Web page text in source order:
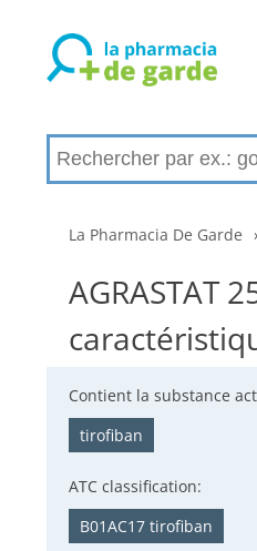
La Pharmacia De Garde
AGRASTAT
Contient la substance
tirofiban
ATC classification:
B01AC17 tirofiban